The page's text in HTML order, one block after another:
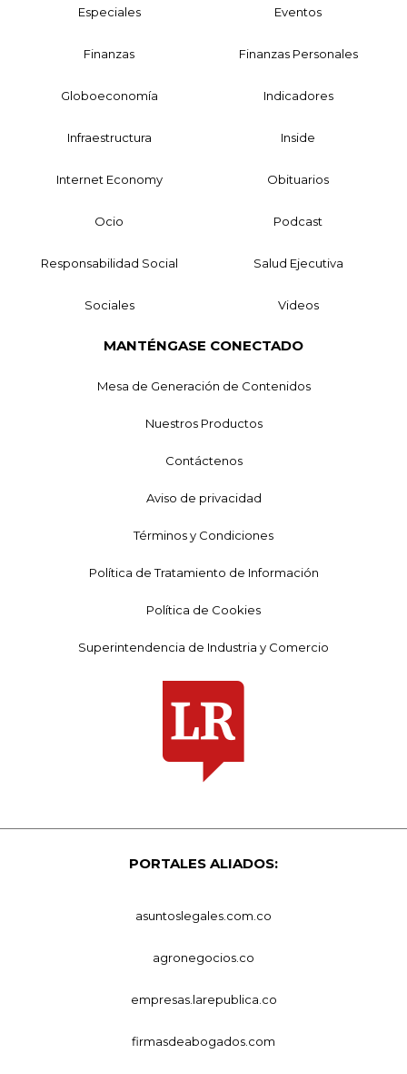
Especiales Eventos
Finanzas Finanzas Personales
Globoeconomía Indicadores
Infraestructura Inside
Internet Economy Obituarios
Ocio Podcast
Responsabilidad Social Salud Ejecutiva
Sociales Videos
MANTÉNGASE CONECTADO
Mesa de Generación de Contenidos
Nuestros Productos
Contáctenos
Aviso de privacidad
Términos y Condiciones
Política de Tratamiento de Información
Política de Cookies
Superintendencia de Industria y Comercio
PORTALES ALIADOS:
asuntoslegales.com.co
agronegocios.co
empresas.larepublica.co
firmasdeabogados.com